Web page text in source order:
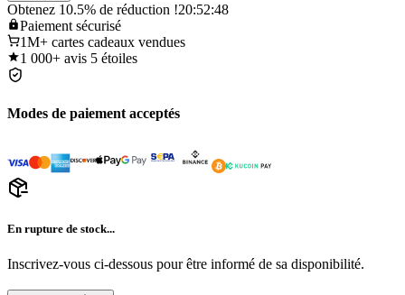
Obtenez 10.5% de réduction !20:52:48
Paiement sécurisé
1M+ cartes cadeaux vendues
1 000+ avis 5 étoiles
Modes de paiement acceptés
En rupture de stock...
Inscrivez-vous ci-dessous pour être informé de sa disponibilité.